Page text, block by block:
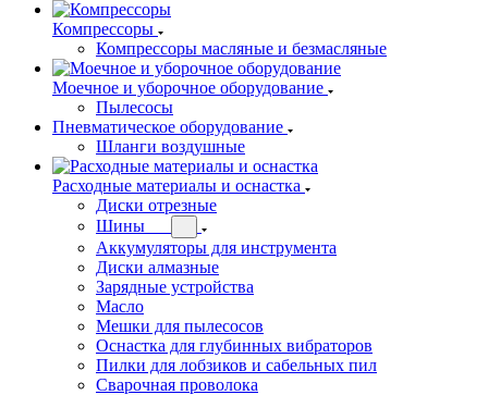
Компрессоры
Компрессоры масляные и безмасляные
Моечное и уборочное оборудование
Пылесосы
Пневматическое оборудование
Шланги воздушные
Расходные материалы и оснастка
Диски отрезные
Шины
Аккумуляторы для инструмента
Диски алмазные
Зарядные устройства
Масло
Мешки для пылесосов
Оснастка для глубинных вибраторов
Пилки для лобзиков и сабельных пил
Сварочная проволока